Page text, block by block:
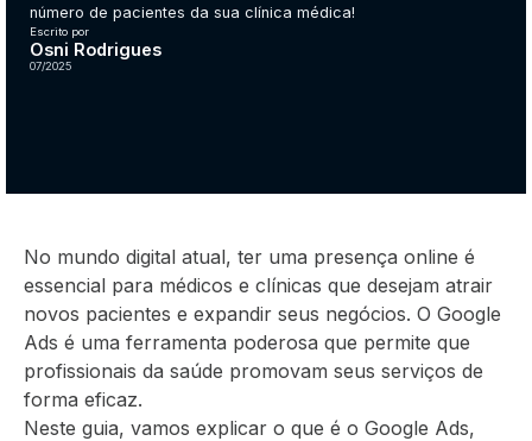
número de pacientes da sua clínica médica!
Escrito por
Osni Rodrigues
07/2025
No mundo digital atual, ter uma presença online é
essencial para médicos e clínicas que desejam atrair
novos pacientes e expandir seus negócios. O Google
Ads é uma ferramenta poderosa que permite que
profissionais da saúde promovam seus serviços de
forma eficaz.
Neste guia, vamos explicar o que é o Google Ads,